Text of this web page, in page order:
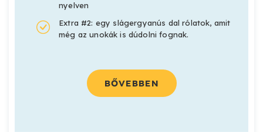
nyelven
Extra #2: egy slágergyanús dal rólatok, amit
még az unokák is dúdolni fognak.
BŐVEBBEN